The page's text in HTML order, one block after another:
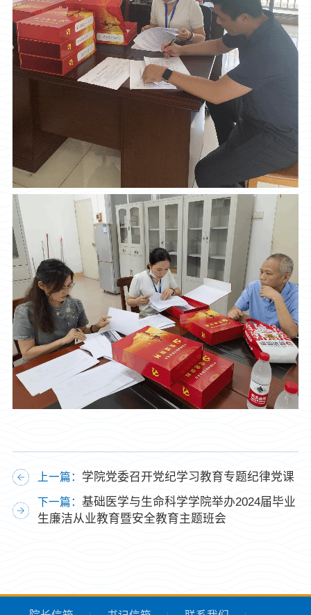
上一篇： 学院党委召开党纪学习教育专题纪律党课
下一篇： 基础医学与生命科学学院举办2024届毕业
生廉洁从业教育暨安全教育主题班会